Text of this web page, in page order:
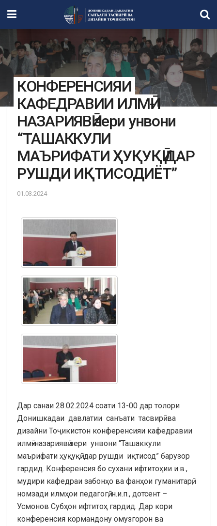
КОНФЕРЕНСИЯИ
КАФЕДРАВИИ ИЛМӢ-
НАЗАРИЯВӢ зери унвони
“ТАШАККУЛИ
МАЪРИФАТИ ҲУҚУҚӢ ДАР
РУШДИ ИҚТИСОДИЁТ”
01.03.2024
Дар санаи 28.02.2024 соати 13-00 дар толори
Донишкадаи давлатии санъати тасвирӣ ва
дизайни Тоҷикистон конференсияи кафедравии
илмӣ-назариявӣ зери унвони “Ташаккули
маърифати ҳуқуқӣ дар рушди иқтисод” барузор
гардид. Конференсия бо сухани ифтитоҳии и.в.,
мудири кафедраи забонҳо ва фанҳои гуманитарӣ,
номзади илмҳои педагогӣ, н.и.п., дотсент –
Усмонов Субҳон ифтитоҳ гардид. Дар кори
конференсия кормандону омузгорон ва